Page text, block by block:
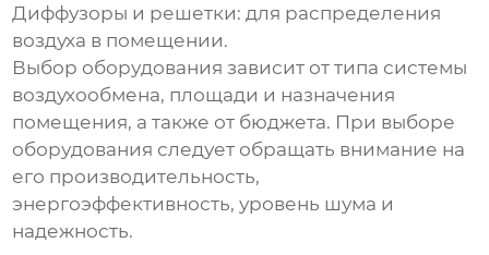
Диффузоры и решетки: для распределения
воздуха в помещении.
Выбор оборудования зависит от типа системы
воздухообмена, площади и назначения
помещения, а также от бюджета. При выборе
оборудования следует обращать внимание на
его производительность,
энергоэффективность, уровень шума и
надежность.